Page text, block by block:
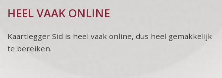
HEEL VAAK ONLINE
Kaartlegger Sid is heel vaak online, dus heel gemakkelijk
te bereiken.